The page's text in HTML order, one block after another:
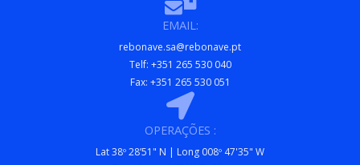
EMAIL:
rebonave.sa@rebonave.pt
Telf: +351 265 530 040
Fax: +351 265 530 051
OPERAÇÕES :
Lat 38º 28’51" N | Long 008º 47'35" W